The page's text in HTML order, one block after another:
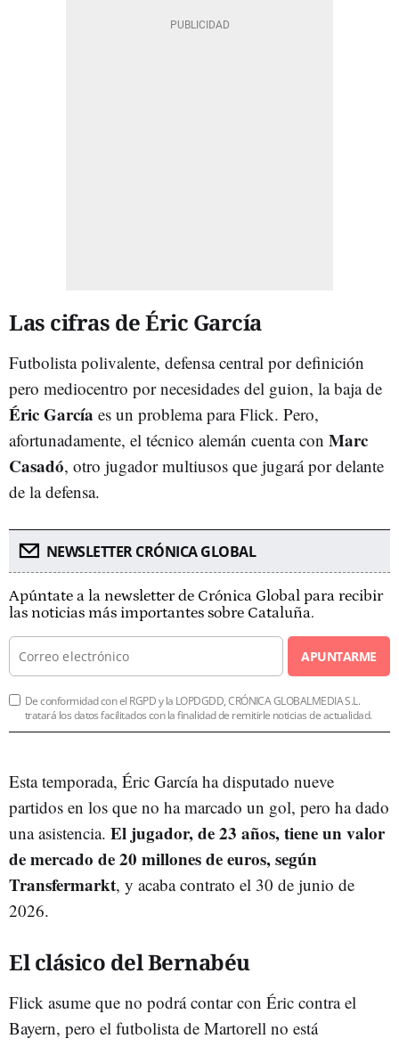
Las cifras de Éric García
Futbolista polivalente, defensa central por definición
pero mediocentro por necesidades del guion, la baja de
Éric García es un problema para Flick. Pero,
afortunadamente, el técnico alemán cuenta con Marc
Casadó, otro jugador multiusos que jugará por delante
de la defensa.
NEWSLETTER CRÓNICA GLOBAL
Apúntate a la newsletter de Crónica Global para recibir
las noticias más importantes sobre Cataluña.
APUNTARME
De conformidad con el RGPD y la LOPDGDD, CRÓNICA GLOBALMEDIA S.L.
tratará los datos facilitados con la finalidad de remitirle noticias de actualidad.
Esta temporada, Éric García ha disputado nueve
partidos en los que no ha marcado un gol, pero ha dado
una asistencia. El jugador, de 23 años, tiene un valor
de mercado de 20 millones de euros, según
Transfermarkt, y acaba contrato el 30 de junio de
2026.
El clásico del Bernabéu
Flick asume que no podrá contar con Éric contra el
Bayern, pero el futbolista de Martorell no está